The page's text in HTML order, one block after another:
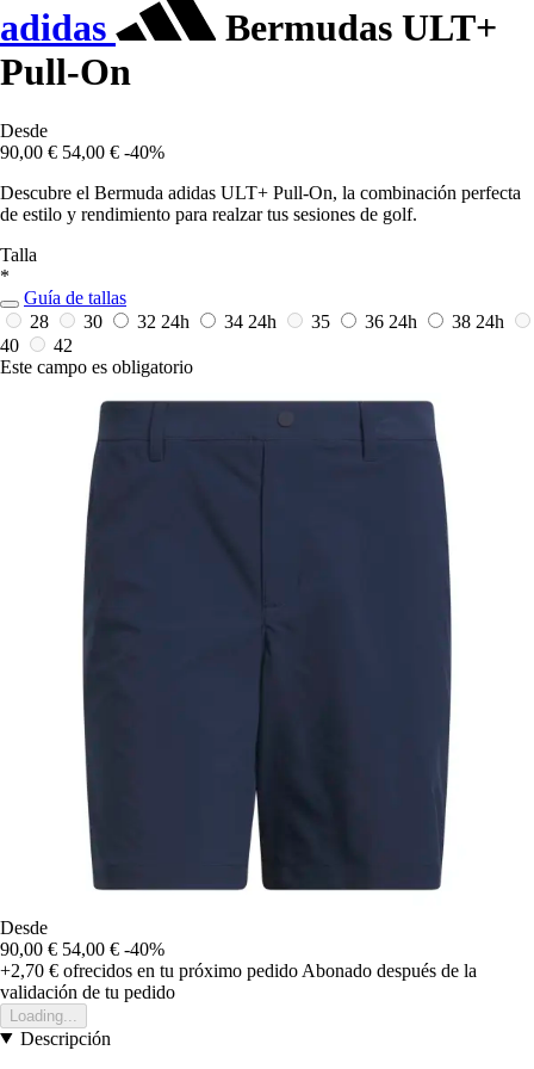
adidas
Bermudas ULT+
Pull-On
Desde
90,00 € 54,00 € -40%
Descubre el Bermuda adidas ULT+ Pull-On, la combinación perfecta
de estilo y rendimiento para realzar tus sesiones de golf.
Talla
*
Guía de tallas
28
30 32 24h 34 24h 35 36 24h 38 24h
40
42
Este campo es obligatorio
Desde
90,00 € 54,00 € -40%
+2,70 € ofrecidos en tu próximo pedido Abonado después de la
validación de tu pedido
Loading...
Descripción